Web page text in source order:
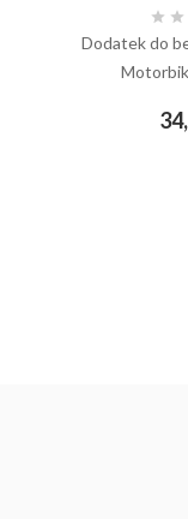
 
Dodatek do